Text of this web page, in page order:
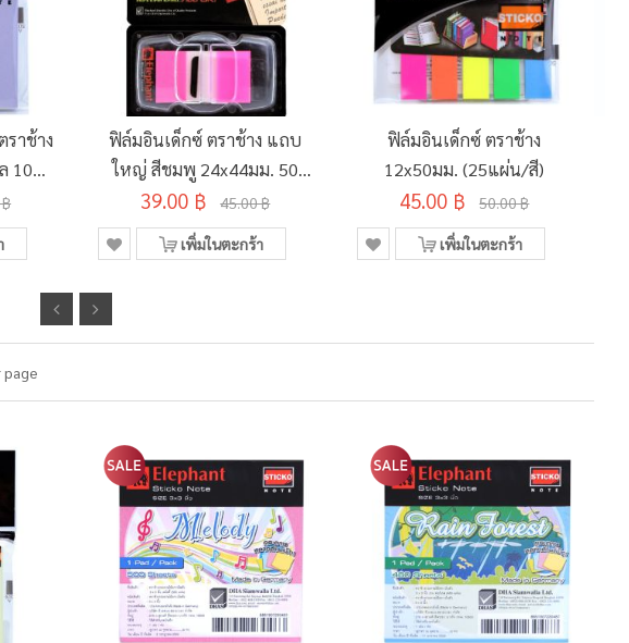
าช้าง
100
ฟิล์มอินเด็กซ์ ตราช้าง แถบ
ใหญ่ สีชมพู 24x44มม. 50
แผ่น
39.00 ฿ 45.00 ฿
เพิ่มในตะกร้า
ฟิล์มอินเด็กซ์ ตราช้าง
12x50มม. (25แผ่น/สี)
45.00 ฿ 50.00 ฿
เพิ่มในตะกร้า
page